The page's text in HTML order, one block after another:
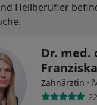
Heilberufler
Dr. med.
Zahnärztin ·